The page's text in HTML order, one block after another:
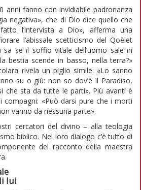
anni fanno con invidiabile padronanza
negativa», che di Dio dice quello che
l’intervista a Dio», afferma una
l’abissale scetticismo del Qoèlet
sa se il soffio vitale dell’uomo sale in
bestia scende in basso, nella terra?»
rivela un piglio simile: «Lo sanno
su o giù: non so dov’è il Paradiso,
che sta da tutte le parti». Più avanti è
compagni: «Può darsi pure che i morti
vanno da nessuna parte».
cercatori del divino – alla teologia
biblico. Nel loro dialogo c’è tutto di
del racconto della maestra
lui